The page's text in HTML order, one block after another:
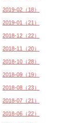
2019-02（18）
2019-01（21）
2018-12（22）
2018-11（20）
2018-10（28）
2018-09（19）
2018-08（23）
2018-07（21）
2018-06（22）